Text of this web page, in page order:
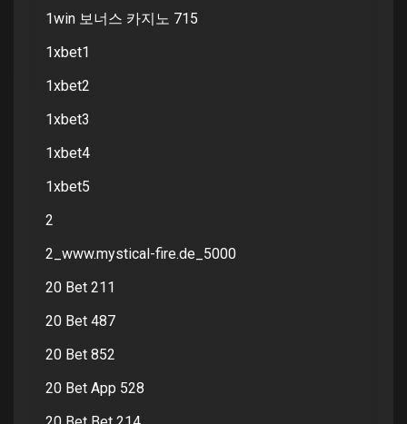
1win 보너스 카지노 715
1xbet1
1xbet2
1xbet3
1xbet4
1xbet5
2
2_www.mystical-fire.de_5000
20 Bet 211
20 Bet 487
20 Bet 852
20 Bet App 528